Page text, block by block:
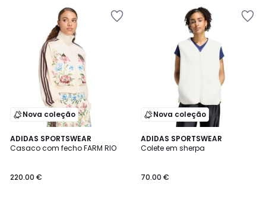
Nova coleção
ADIDAS SPORTSWEAR
Casaco com fecho FARM RIO
220.00 €
Nova coleção
ADIDAS SPORTSWEAR
Colete em sherpa
70.00 €